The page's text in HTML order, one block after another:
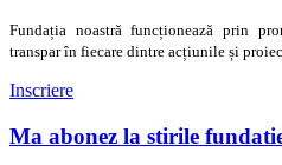
Fundația noastră funcționează prin
transpar în fiecare dintre acțiunile și
Inscriere
Ma abonez la stirile